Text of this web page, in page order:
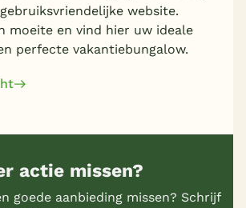
website.
moeite en vind hier uw ideale
perfecte vakantiebungalow.
actie missen?
goede aanbieding missen? Schrijf